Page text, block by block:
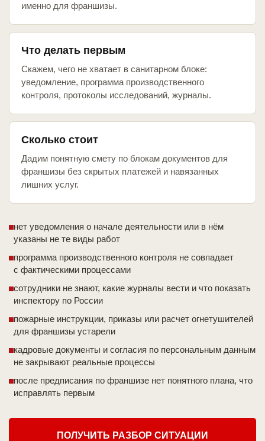
именно для франшизы.
Что делать первым
Скажем, чего не хватает в санитарном блоке:
уведомление, программа производственного
контроля, протоколы исследований, журналы.
Сколько стоит
Дадим понятную смету по блокам документов для
франшизы без скрытых платежей и навязанных
лишних услуг.
нет уведомления о начале деятельности или в нём
указаны не те виды работ
программа производственного контроля не совпадает
с фактическими процессами
сотрудники не знают, какие журналы вести и что показать
инспектору по России
пожарные инструкции, приказы или расчет огнетушителей
для франшизы устарели
кадровые документы и согласия по персональным данным
не закрывают реальные процессы
после предписания по франшизе нет понятного плана, что
исправлять первым
ПОЛУЧИТЬ РАЗБОР СИТУАЦИИ